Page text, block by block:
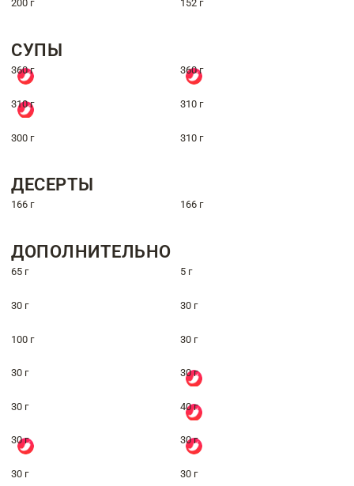
200 г 152 г
СУПЫ
360 г 360 г
310 г 310 г
300 г 310 г
ДЕСЕРТЫ
166 г 166 г
ДОПОЛНИТЕЛЬНО
65 г 5 г
30 г 30 г
100 г 30 г
30 г 30 г
30 г 40 г
30 г 30 г
30 г 30 г